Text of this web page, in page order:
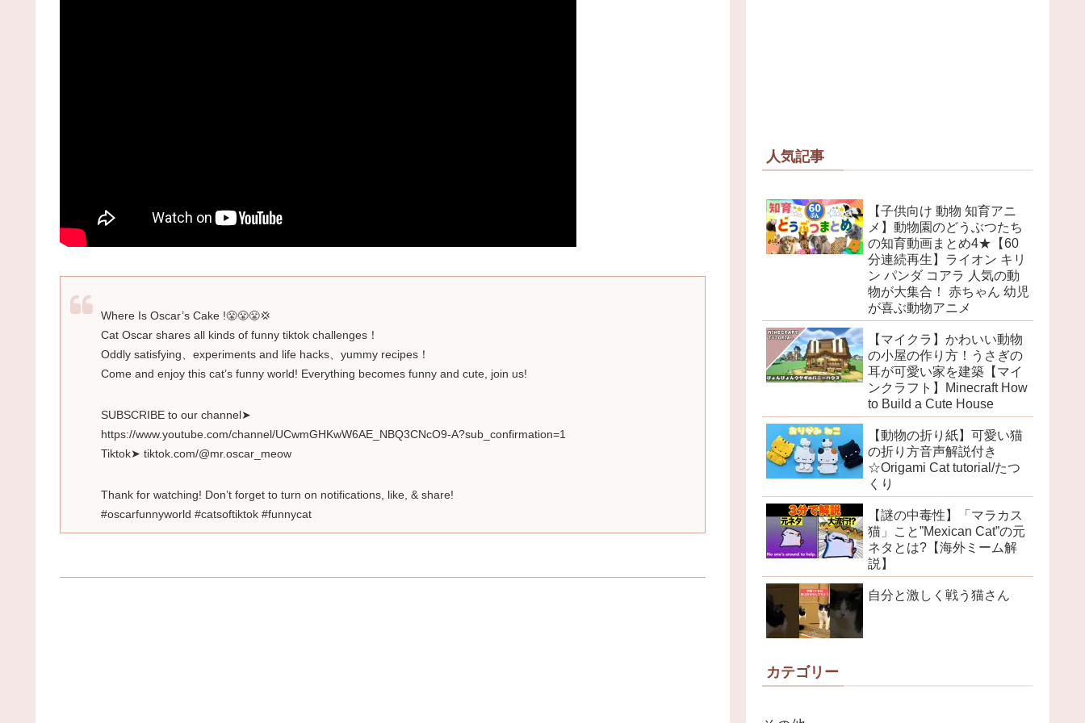
Where Is Oscar’s Cake !😤😤😤💢
Cat Oscar shares all kinds of funny tiktok challenges！
Oddly satisfying、experiments and life hacks、yummy recipes！
Come and enjoy this cat’s funny world! Everything becomes funny and cute, join us!
SUBSCRIBE to our channel➤
https://www.youtube.com/channel/UCwmGHKwW6AE_NBQ3CNcO9-A?sub_confirmation=1
Tiktok➤ tiktok.com/@mr.oscar_meow
Thank for watching! Don’t forget to turn on notifications, like, & share!
#oscarfunnyworld #catsoftiktok #funnycat
人気記事
【子供向け 動物 知育アニ
メ】動物園のどうぶつたち
の知育動画まとめ4★【60
分連続再生】ライオン キリ
ン パンダ コアラ 人気の動
物が大集合！ 赤ちゃん 幼児
が喜ぶ動物アニメ
【マイクラ】かわいい動物
の小屋の作り方！うさぎの
耳が可愛い家を建築【マイ
ンクラフト】Minecraft How
to Build a Cute House
【動物の折り紙】可愛い猫
の折り方音声解説付き
☆Origami Cat tutorial/たつ
くり
【謎の中毒性】「マラカス
猫」こと”Mexican Cat”の元
ネタとは?【海外ミーム解
説】
自分と激しく戦う猫さん
カテゴリー